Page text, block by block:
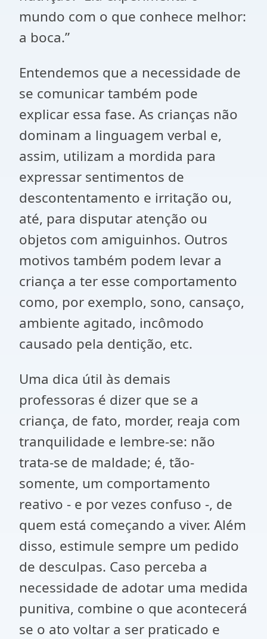
mundo com o que conhece melhor:
a boca.”
Entendemos que a necessidade de
se comunicar também pode
explicar essa fase. As crianças não
dominam a linguagem verbal e,
assim, utilizam a mordida para
expressar sentimentos de
descontentamento e irritação ou,
até, para disputar atenção ou
objetos com amiguinhos. Outros
motivos também podem levar a
criança a ter esse comportamento
como, por exemplo, sono, cansaço,
ambiente agitado, incômodo
causado pela dentição, etc.
Uma dica útil às demais
professoras é dizer que se a
criança, de fato, morder, reaja com
tranquilidade e lembre-se: não
trata-se de maldade; é, tão-
somente, um comportamento
reativo - e por vezes confuso -, de
quem está começando a viver. Além
disso, estimule sempre um pedido
de desculpas. Caso perceba a
necessidade de adotar uma medida
punitiva, combine o que acontecerá
se o ato voltar a ser praticado e